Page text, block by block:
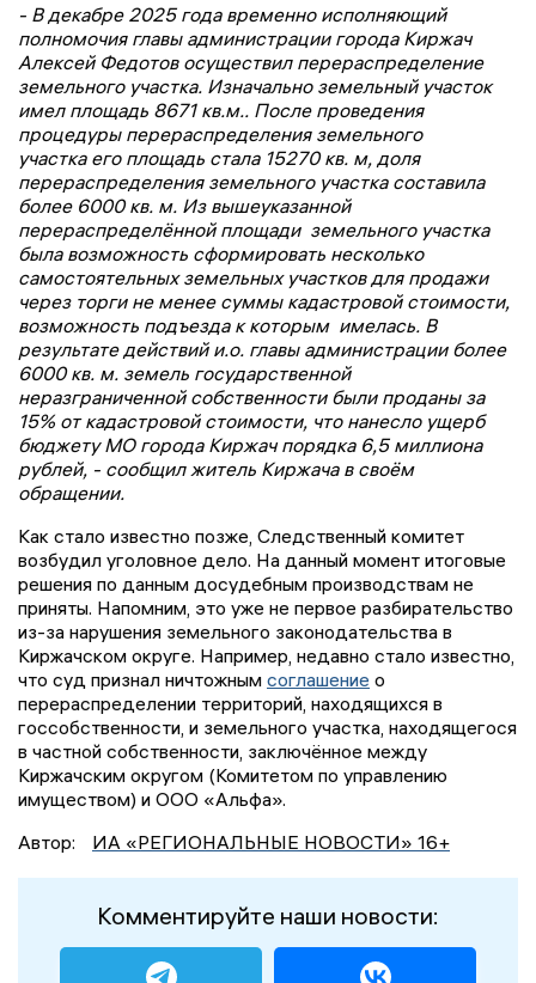
- В декабре 2025 года временно исполняющий
полномочия главы администрации города Киржач
Алексей Федотов осуществил перераспределение
земельного участка. Изначально земельный участок
имел площадь 8671 кв.м.. После проведения
процедуры перераспределения земельного
участка его площадь стала 15270 кв. м, доля
перераспределения земельного участка составила
более 6000 кв. м. Из вышеуказанной
перераспределённой площади земельного участка
была возможность сформировать несколько
самостоятельных земельных участков для продажи
через торги не менее суммы кадастровой стоимости,
возможность подъезда к которым имелась. В
результате действий и.о. главы администрации более
6000 кв. м. земель государственной
неразграниченной собственности были проданы за
15% от кадастровой стоимости, что нанесло ущерб
бюджету МО города Киржач порядка 6,5 миллиона
рублей, - сообщил житель Киржача в своём
обращении.
Как стало известно позже, Следственный комитет
возбудил уголовное дело. На данный момент итоговые
решения по данным досудебным производствам не
приняты. Напомним, это уже не первое разбирательство
из-за нарушения земельного законодательства в
Киржачском округе. Например, недавно стало известно,
что суд признал ничтожным соглашение о
перераспределении территорий, находящихся в
госсобственности, и земельного участка, находящегося
в частной собственности, заключённое между
Киржачским округом (Комитетом по управлению
имуществом) и ООО «Альфа».
Автор:
ИА «РЕГИОНАЛЬНЫЕ НОВОСТИ» 16+
Комментируйте наши новости: